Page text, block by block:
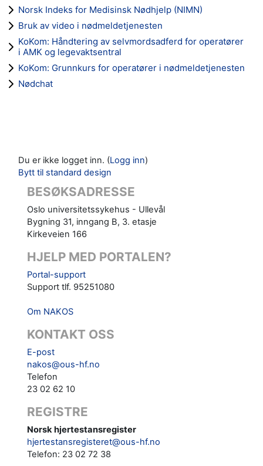
Norsk Indeks for Medisinsk Nødhjelp (NIMN)
Bruk av video i nødmeldetjenesten
KoKom: Håndtering av selvmordsadferd for operatører
i AMK og legevaktsentral
KoKom: Grunnkurs for operatører i nødmeldetjenesten
Nødchat
Du er ikke logget inn. (Logg inn)
Bytt til standard design
BESØKSADRESSE
Oslo universitetssykehus - Ullevål
Bygning 31, inngang B, 3. etasje
Kirkeveien 166
HJELP MED PORTALEN?
Portal-support
Support tlf. 95251080
Om NAKOS
KONTAKT OSS
E-post
nakos@ous-hf.no
Telefon
23 02 62 10
REGISTRE
Norsk hjertestansregister
hjertestansregisteret@ous-hf.no
Telefon: 23 02 72 38